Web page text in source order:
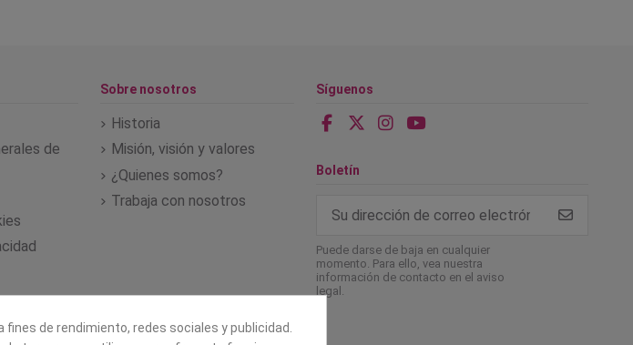
de
Sobre nosotros
Historia
Misión, visión y valores
¿Quienes somos?
Trabaja con nosotros
Síguenos
Boletín
Puede darse de baja en cualquier
momento. Para ello, vea nuestra
información de contacto en el aviso
legal.
de rendimiento, redes sociales y publicidad.